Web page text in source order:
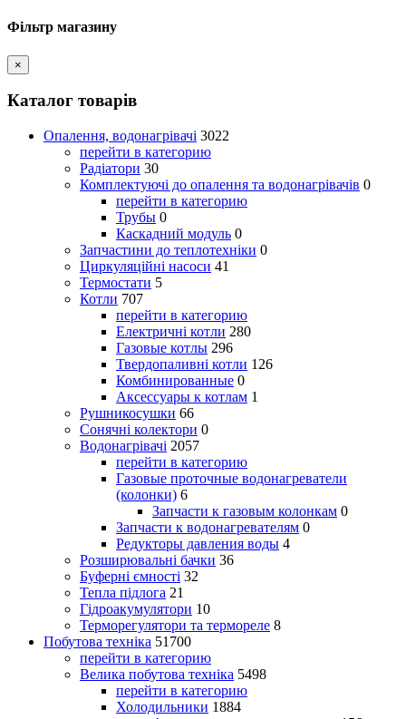
Фільтр магазину
×
Каталог товарів
Опалення, водонагрівачі 3022
перейти в категорию
Радіатори 30
Комплектуючі до опалення та водонагрівачів 0
перейти в категорию
Трубы 0
Каскадний модуль 0
Запчастини до теплотехніки 0
Циркуляційні насоси 41
Термостати 5
Котли 707
перейти в категорию
Електричні котли 280
Газовые котлы 296
Твердопаливні котли 126
Комбинированные 0
Аксессуары к котлам 1
Рушникосушки 66
Сонячні колектори 0
Водонагрівачі 2057
перейти в категорию
Газовые проточные водонагреватели
(колонки) 6
Запчасти к газовым колонкам 0
Запчасти к водонагревателям 0
Редукторы давления воды 4
Розширювальні бачки 36
Буферні ємності 32
Тепла підлога 21
Гідроакумулятори 10
Терморегулятори та термореле 8
Побутова техніка 51700
перейти в категорию
Велика побутова техніка 5498
перейти в категорию
Холодильники 1884